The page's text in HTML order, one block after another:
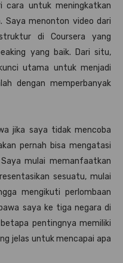
cara untuk meningkatkan
Saya menonton video dari
di Coursera yang
yang baik. Dari situ,
utama untuk menjadi
dengan memperbanyak
jika saya tidak mencoba
pernah bisa mengatasi
mulai memanfaatkan
sesuatu, mulai
mengikuti perlombaan
saya ke tiga negara di
pentingnya memiliki
jelas untuk mencapai apa